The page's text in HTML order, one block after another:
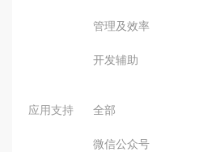
管理及效率
开发辅助
应用支持 全部
微信公众号